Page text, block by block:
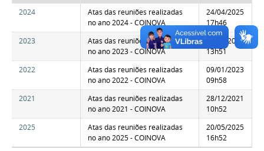
2024
Atas das reuniões realizadas
no ano 2024 - COINOVA
24/04/2025
17h46
2023
Atas das reuniões realizadas
no ano 2023 - COINOVA
22/07/2024
13h51
2022
Atas das reuniões realizadas
no ano 2022 - COINOVA
09/01/2023
09h58
2021
Atas das reuniões realizadas
no ano 2021 - COINOVA
28/12/2021
10h52
2025
Atas das reuniões realizadas
no ano 2025 - COINOVA
20/05/2025
16h52